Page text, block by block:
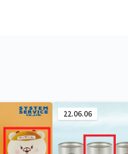
22.06.06